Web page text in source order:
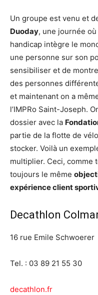
Un groupe est venu et
Duoday, une journée
handicap intègre le
une personne sur son
sensibiliser et de
des personnes
et maintenant on a
l’IMPRo Saint-Joseph.
dossier avec la
partie de la flotte de
stocker. Voilà un
multiplier. Ceci, comme
toujours le même
expérience client
Decathlon
16 rue Emile Schwoerer
Tel. : 03 89 21 55 30
decathlon.fr